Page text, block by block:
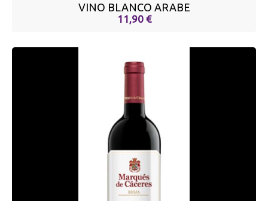
VINO BLANCO ARABE
11,90 €